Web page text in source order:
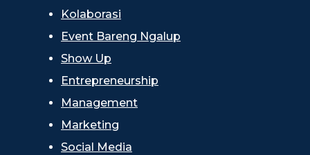
Kolaborasi
Event Bareng Ngalup
Show Up
Entrepreneurship
Management
Marketing
Social Media